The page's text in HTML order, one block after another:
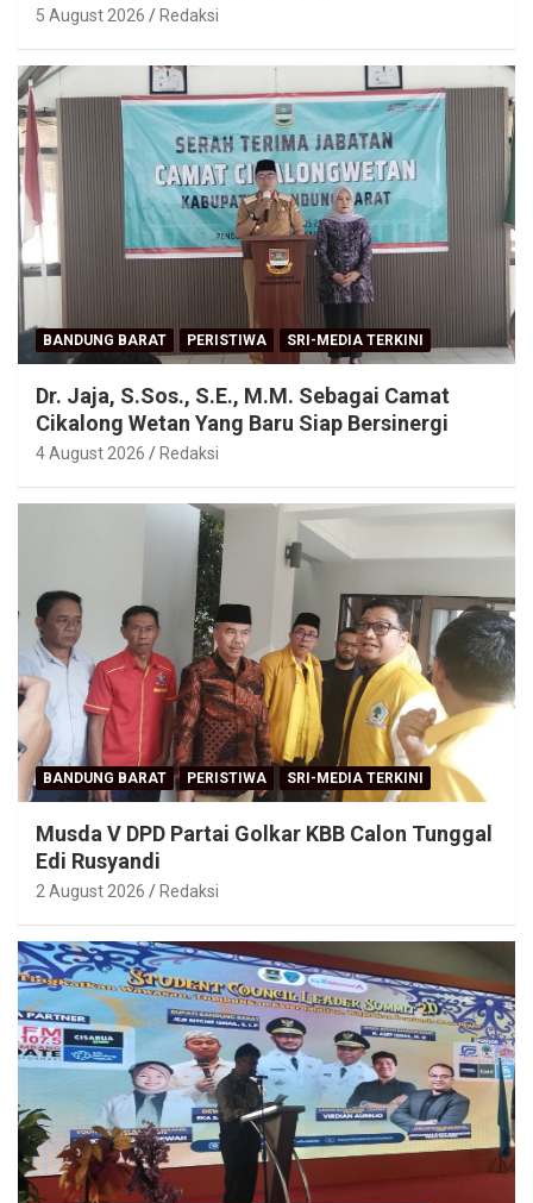
5 August 2026 Redaksi
BANDUNG BARAT PERISTIWA SRI-MEDIA TERKINI
Dr. Jaja, S.Sos., S.E., M.M. Sebagai Camat
Cikalong Wetan Yang Baru Siap Bersinergi
4 August 2026 Redaksi
BANDUNG BARAT PERISTIWA SRI-MEDIA TERKINI
Musda V DPD Partai Golkar KBB Calon Tunggal
Edi Rusyandi
2 August 2026 Redaksi